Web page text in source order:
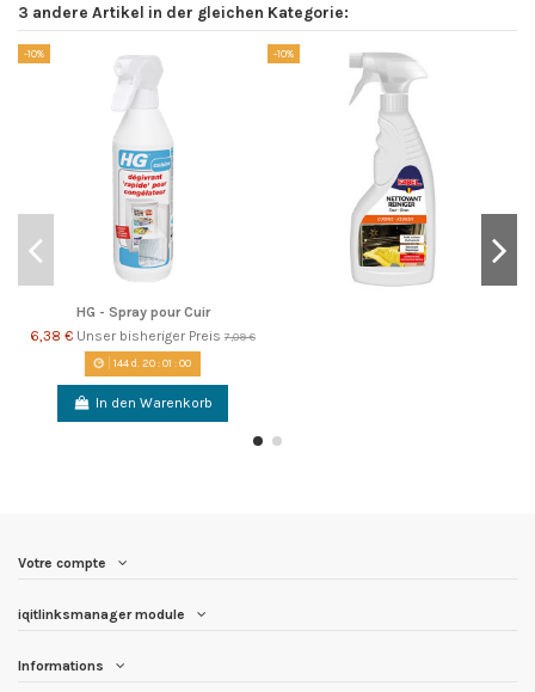
3 andere Artikel in der gleichen Kategorie:
-10%
HG - Spray pour Cuir
6,38 € Unser bisheriger Preis 7,09 €
144d. 20:00 :59
In den Warenkorb
-10%
Votre compte
iqitlinksmanager module
Informations